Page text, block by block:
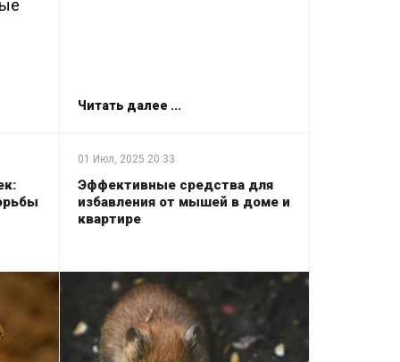
Читать далее ...
01 Июл, 2025 20:33
Эффективные средства для
избавления от мышей в доме и
квартире